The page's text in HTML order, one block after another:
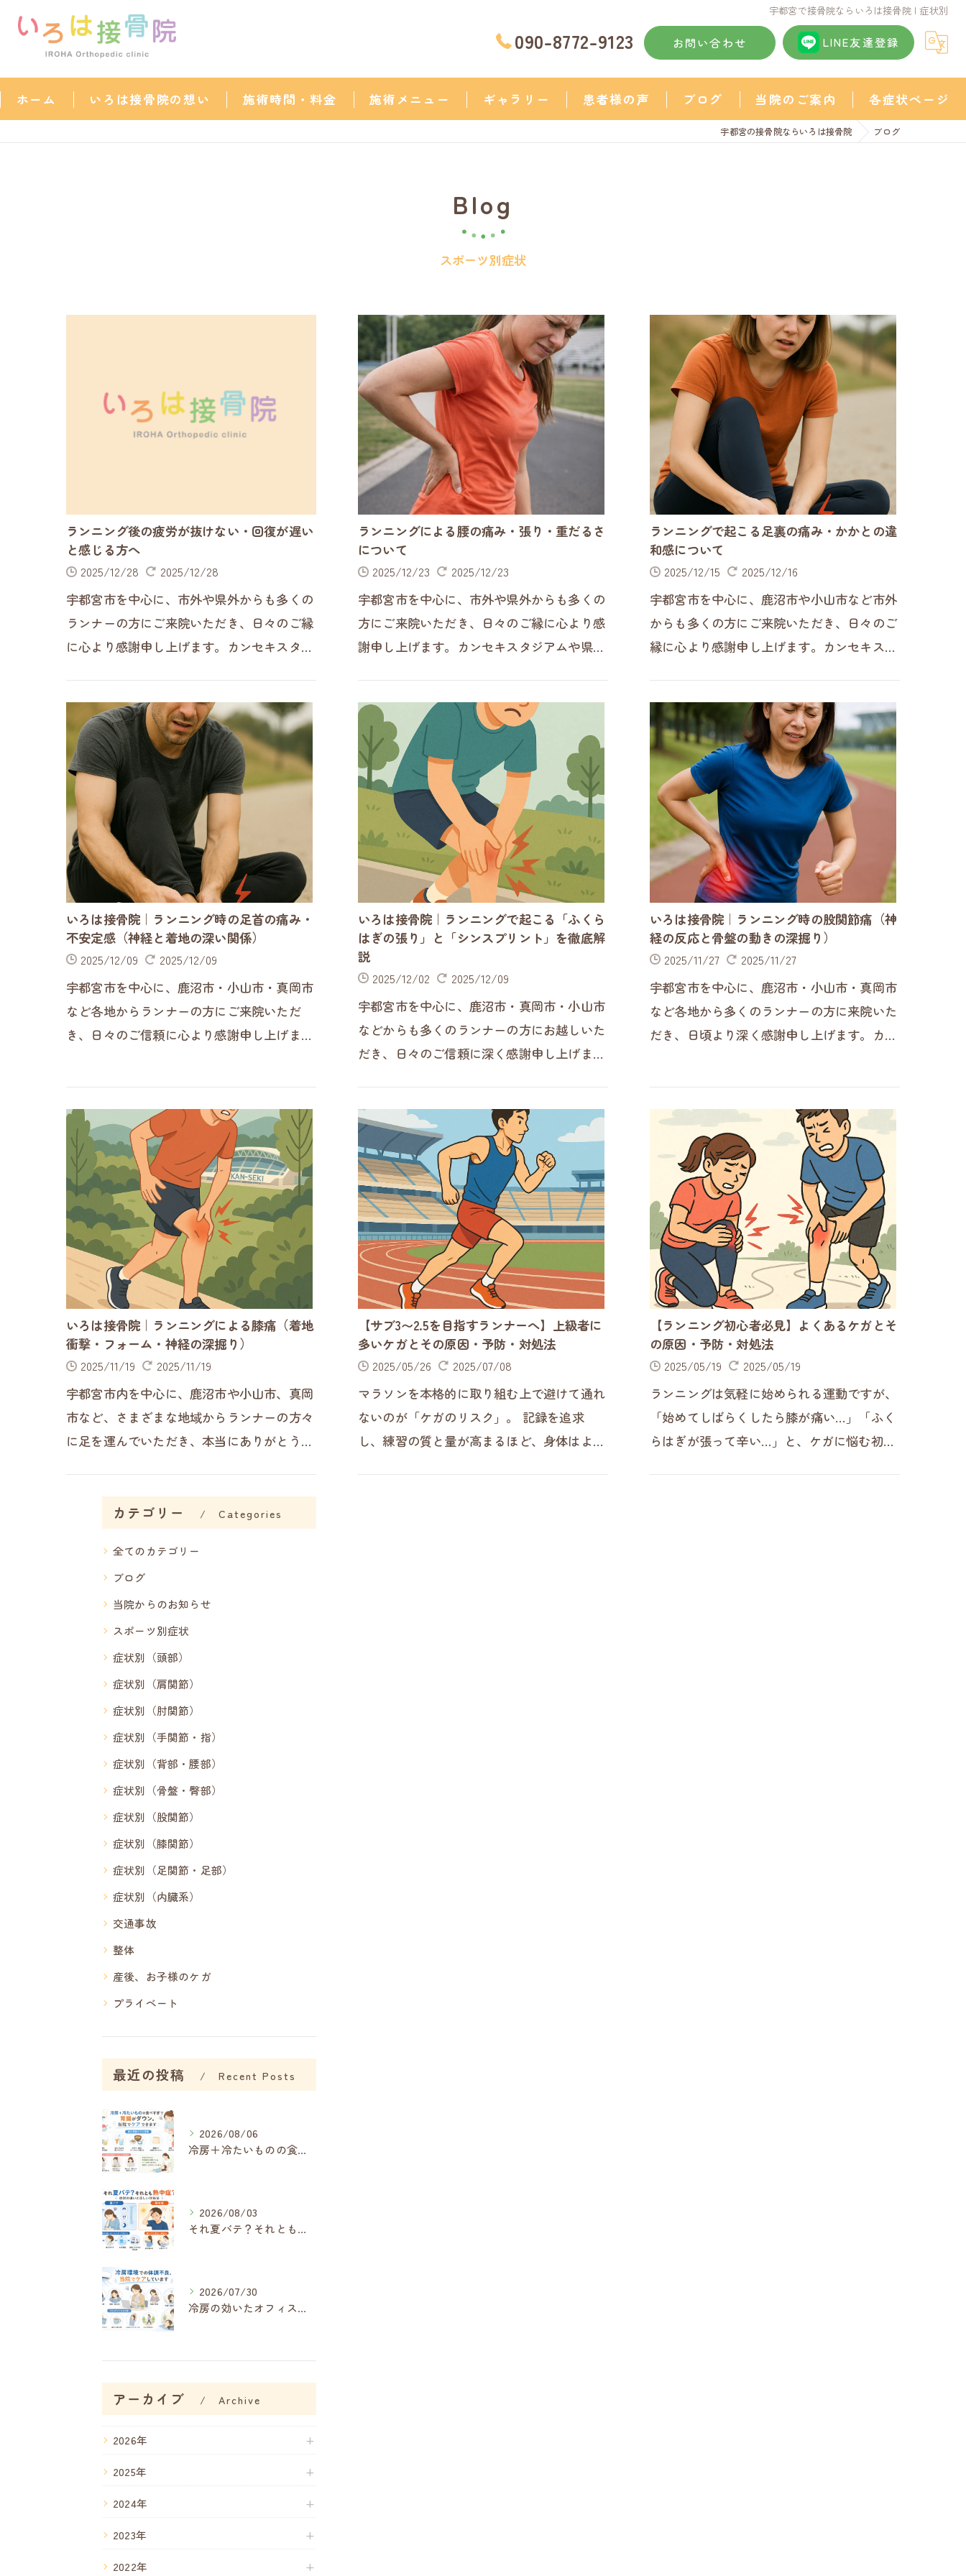
宇都宮で接骨院ならいろは接骨院 | 症状別
090-8772-9123 お問い合わせ LINE友達登録
ホーム いろは接骨院の想い 施術時間・料金 施術メニュー ギャラリー 患者様の声 ブログ 当院のご案内 各症状ページ
腰痛
股関節痛
坐骨神経痛
10代の坐骨神経痛
20-40代の坐骨神経痛
40,50代の坐骨神経痛
宇都宮の接骨院ならいろは接骨院 ブログ
Blog
スポーツ別症状
ランニング後の疲労が抜けない・回復が遅い
と感じる方へ
2025/12/28 2025/12/28
宇都宮市を中心に、市外や県外からも多くの
ランナーの方にご来院いただき、日々のご縁
に心より感謝申し上げます。カンセキスタジ
ランニングによる腰の痛み・張り・重だるさ
について
2025/12/23 2025/12/23
宇都宮市を中心に、市外や県外からも多くの
方にご来院いただき、日々のご縁に心より感
謝申し上げます。カンセキスタジアムや県総
ランニングで起こる足裏の痛み・かかとの違
和感について
2025/12/15 2025/12/16
宇都宮市を中心に、鹿沼市や小山市など市外
からも多くの方にご来院いただき、日々のご
縁に心より感謝申し上げます。カンセキスタ
いろは接骨院｜ランニング時の足首の痛み・
不安定感（神経と着地の深い関係）
2025/12/09 2025/12/09
宇都宮市を中心に、鹿沼市・小山市・真岡市
など各地からランナーの方にご来院いただ
き、日々のご信頼に心より感謝申し上げま
いろは接骨院｜ランニングで起こる「ふくら
はぎの張り」と「シンスプリント」を徹底解
説
2025/12/02 2025/12/09
宇都宮市を中心に、鹿沼市・真岡市・小山市
などからも多くのランナーの方にお越しいた
だき、日々のご信頼に深く感謝申し上げま
いろは接骨院｜ランニング時の股関節痛（神
経の反応と骨盤の動きの深掘り）
2025/11/27 2025/11/27
宇都宮市を中心に、鹿沼市・小山市・真岡市
など各地から多くのランナーの方に来院いた
だき、日頃より深く感謝申し上げます。カン
いろは接骨院｜ランニングによる膝痛（着地
衝撃・フォーム・神経の深掘り）
2025/11/19 2025/11/19
宇都宮市内を中心に、鹿沼市や小山市、真岡
市など、さまざまな地域からランナーの方々
に足を運んでいただき、本当にありがとうご
【サブ3〜2.5を目指すランナーへ】上級者に
多いケガとその原因・予防・対処法
2025/05/26 2025/07/08
マラソンを本格的に取り組む上で避けて通れ
ないのが「ケガのリスク」。 記録を追求
し、練習の質と量が高まるほど、身体はより
【ランニング初心者必見】よくあるケガとそ
の原因・予防・対処法
2025/05/19 2025/05/19
ランニングは気軽に始められる運動ですが、
「始めてしばらくしたら膝が痛い…」「ふく
らはぎが張って辛い…」と、ケガに悩む初心
カテゴリー Categories
全てのカテゴリー
ブログ
当院からのお知らせ
スポーツ別症状
症状別（頭部）
症状別（肩関節）
症状別（肘関節）
症状別（手関節・指）
症状別（背部・腰部）
症状別（骨盤・臀部）
症状別（股関節）
症状別（膝関節）
症状別（足関節・足部）
症状別（内臓系）
交通事故
整体
産後、お子様のケガ
プライベート
最近の投稿 Recent Posts
2026/08/06
冷房＋冷たいものの食べすぎで内臓がボロボロに…夏に増える胃腸の不調
2026/08/03
それ夏バテ？それとも熱中症？症状の違いと正しい対処法
2026/07/30
冷房の効いたオフィス・自宅で増える不調、その正体は「冷房病」
アーカイブ Archive
2026年
2025年
2024年
2023年
2022年